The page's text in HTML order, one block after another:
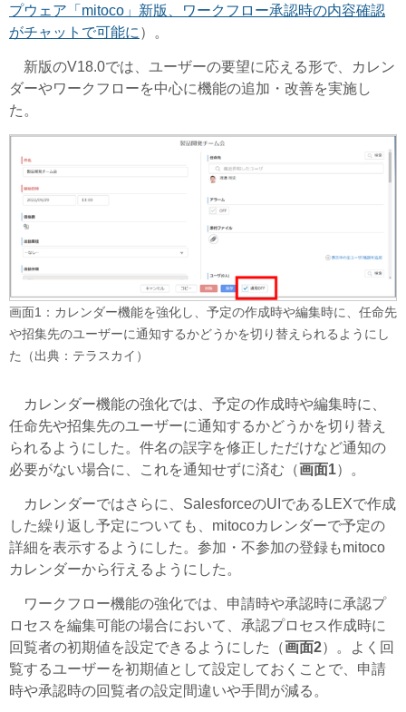
プウェア「mitoco」新版、ワークフロー承認時の内容確認
がチャットで可能に ）。
新版のV18.0では、ユーザーの要望に応える形で、カレン
ダーやワークフローを中心に機能の追加・改善を実施し
た。
画面1：カレンダー機能を強化し、予定の作成時や編集時に、任命先
や招集先のユーザーに通知するかどうかを切り替えられるようにし
た（出典：テラスカイ）
カレンダー機能の強化では、予定の作成時や編集時に、
任命先や招集先のユーザーに通知するかどうかを切り替え
られるようにした。件名の誤字を修正しただけなど通知の
必要がない場合に、これを通知せずに済む（画面1）。
カレンダーではさらに、SalesforceのUIであるLEXで作成
した繰り返し予定についても、mitocoカレンダーで予定の
詳細を表示するようにした。参加・不参加の登録もmitoco
カレンダーから行えるようにした。
ワークフロー機能の強化では、申請時や承認時に承認プ
ロセスを編集可能の場合において、承認プロセス作成時に
回覧者の初期値を設定できるようにした（画面2）。よく回
覧するユーザーを初期値として設定しておくことで、申請
時や承認時の回覧者の設定間違いや手間が減る。